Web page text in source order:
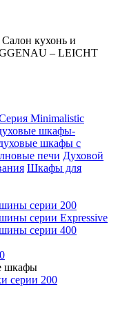
кухонь и
– LEICHT
Minimalistic
шкафы-
шкафы с
печи Духовой
Шкафы для
серии 200
серии Expressive
серии 400
шкафы
серии 200